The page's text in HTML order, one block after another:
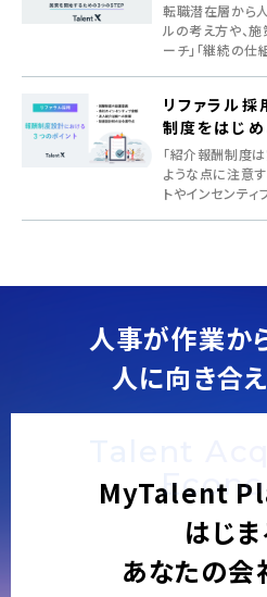
転職潜在層から
ルの考え方や、施
ーチ」「継続の仕
リファラル採
制度をはじめ
ト
「紹介報酬制度
ような点に注意
トやインセンテ
人事が作業か
人に向き合
MyTalent
はじま
あなたの会